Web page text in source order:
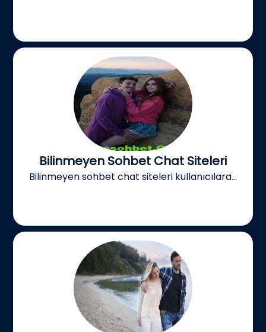
Bilinmeyen Sohbet Chat Siteleri
Bilinmeyen sohbet chat siteleri kullanıcılara...